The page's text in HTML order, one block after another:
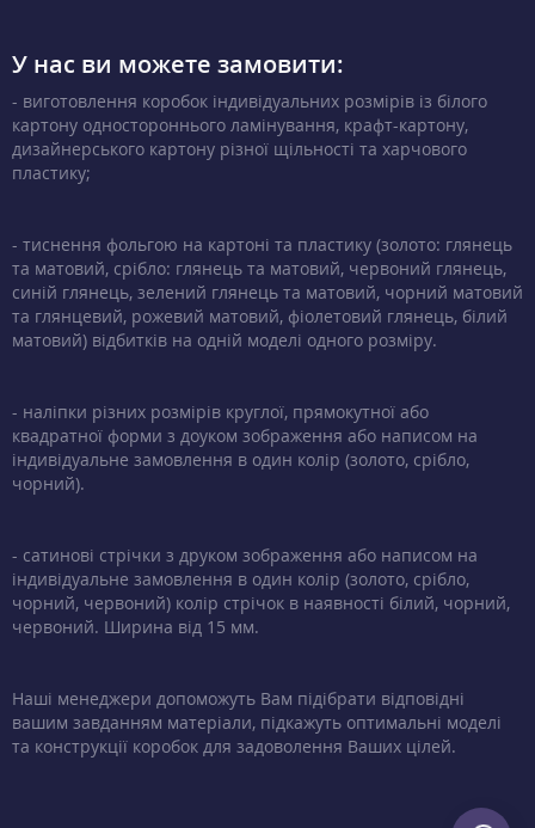
У нас ви можете замовити:
- виготовлення коробок індивідуальних розмірів із білого
картону одностороннього ламінування, крафт-картону,
дизайнерського картону різної щільності та харчового
пластику;
- тиснення фольгою на картоні та пластику (золото: глянець
та матовий, срібло: глянець та матовий, червоний глянець,
синій глянець, зелений глянець та матовий, чорний матовий
та глянцевий, рожевий матовий, фіолетовий глянець, білий
матовий) відбитків на одній моделі одного розміру.
- наліпки різних розмірів круглої, прямокутної або
квадратної форми з доуком зображення або написом на
індивідуальне замовлення в один колір (золото, срібло,
чорний).
- сатинові стрічки з друком зображення або написом на
індивідуальне замовлення в один колір (золото, срібло,
чорний, червоний) колір стрічок в наявності білий, чорний,
червоний. Ширина від 15 мм.
Наші менеджери допоможуть Вам підібрати відповідні
вашим завданням матеріали, підкажуть оптимальні моделі
та конструкції коробок для задоволення Ваших цілей.